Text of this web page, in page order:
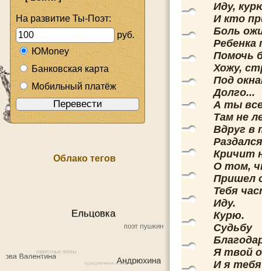
На развитие Ты-Поэт:
руб.
ЮMoney
Банковская карта
Мобильный платёж
Облако тегов
Иду,
И кто
Боль
Ребенка
Помочь
Хожу,
Под
Долго...
А ты
Там не
Вдруг в
Кричит
О том,
Пришел
Тебя
Иду.
Курю.
Судьбу
Я твой
И я